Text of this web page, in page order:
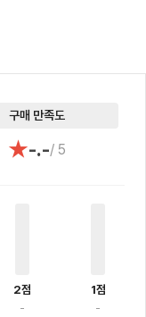
구매 만족도
★-.-/ 5
2점
-
1점
-